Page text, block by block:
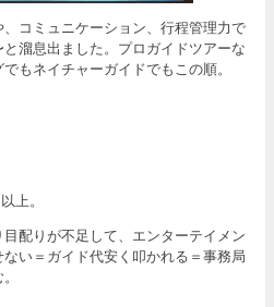
コミュニケーション、行程管理力で
溜息出ました。プロガイドツアーな
もネイチャーガイドでもこの順。
上。
配りが不足して、エンターテイメン
い＝ガイド代安く叩かれる＝事務局